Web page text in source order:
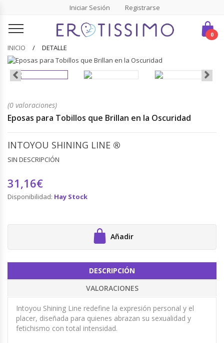
Iniciar Sesión Registrarse
0
INICIO DETALLE
(0 valoraciones)
Eposas para Tobillos que Brillan en la Oscuridad
INTOYOU SHINING LINE ®
SIN DESCRIPCIÓN
31,16€
Disponibilidad: Hay Stock
Añadir
DESCRIPCIÓN
VALORACIONES
Intoyou Shining Line redefine la expresión personal y el
placer, diseñada para quienes abrazan su sexualidad y
fetichismo con total intensidad.